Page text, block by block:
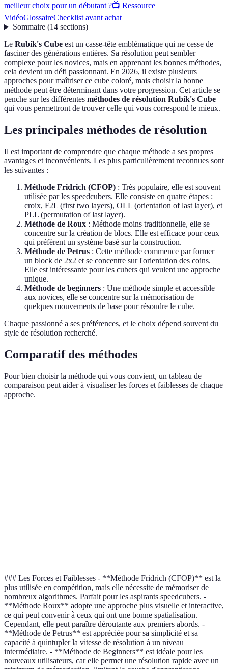
meilleur choix pour un débutant ?📺 Ressource
VidéoGlossaireChecklist avant achat
Sommaire(14 sections)
Le Rubik's Cube est un casse-tête emblématique qui ne cesse de
fasciner des générations entières. Sa résolution peut sembler
complexe pour les novices, mais en apprenant les bonnes méthodes,
cela devient un défi passionnant. En 2026, il existe plusieurs
approches pour maîtriser ce cube coloré, mais choisir la bonne
méthode peut être déterminant dans votre progression. Cet article se
penche sur les différentes méthodes de résolution Rubik's Cube
qui vous permettront de trouver celle qui vous correspond le mieux.
Les principales méthodes de résolution
Il est important de comprendre que chaque méthode a ses propres
avantages et inconvénients. Les plus particulièrement reconnues sont
les suivantes :
Méthode Fridrich (CFOP) : Très populaire, elle est souvent
utilisée par les speedcubers. Elle consiste en quatre étapes :
croix, F2L (first two layers), OLL (orientation of last layer), et
PLL (permutation of last layer).
Méthode de Roux : Méthode moins traditionnelle, elle se
concentre sur la création de blocs. Elle est efficace pour ceux
qui préfèrent un système basé sur la construction.
Méthode de Petrus : Cette méthode commence par former
un block de 2x2 et se concentre sur l'orientation des coins.
Elle est intéressante pour les cubers qui veulent une approche
unique.
Méthode de beginners : Une méthode simple et accessible
aux novices, elle se concentre sur la mémorisation de
quelques mouvements de base pour résoudre le cube.
Chaque passionné a ses préférences, et le choix dépend souvent du
style de résolution recherché.
Comparatif des méthodes
Pour bien choisir la méthode qui vous convient, un tableau de
comparaison peut aider à visualiser les forces et faiblesses de chaque
approche.
### Les Forces et Faiblesses - **Méthode Fridrich (CFOP)** est la
plus utilisée en compétition, mais elle nécessite de mémoriser de
nombreux algorithmes. Parfait pour les aspirants speedcubers. -
**Méthode Roux** adopte une approche plus visuelle et interactive,
ce qui peut convenir à ceux qui ont une bonne spatialisation.
Cependant, elle peut paraître déroutante aux premiers abords. -
**Méthode de Petrus** est appréciée pour sa simplicité et sa
capacité à quintupler la vitesse de résolution à un niveau
intermédiaire. - **Méthode de Beginners** est idéale pour les
nouveaux utilisateurs, car elle permet une résolution rapide avec un